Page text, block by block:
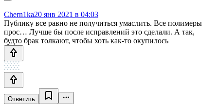
Chern1ka20 янв 2021 в 04:03
Публику все равно не получиться умаслить. Все полимеры
прос… Лучше бы после исправлений это сделали. А так,
будто брак толкают, чтобы хоть как-то окупилось
Ответить